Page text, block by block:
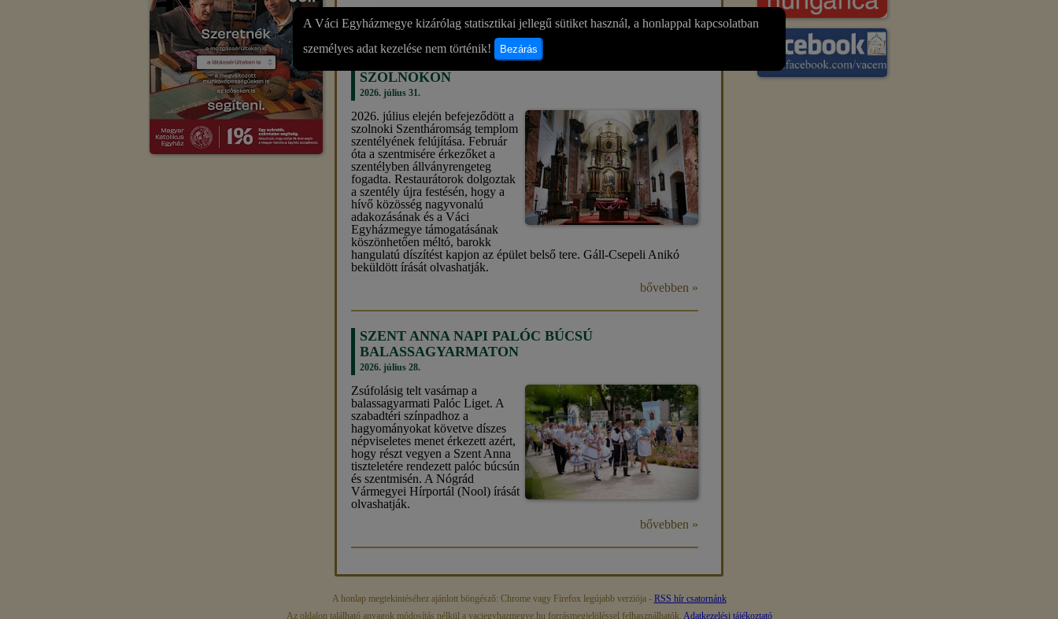
BEFEJEZŐDÖTT A SZENTÉLY FELÚJÍTÁSA
SZOLNOKON
2026. július 31.
2026. július elején befejeződött a
szolnoki Szentháromság templom
szentélyének felújítása. Február
óta a szentmisére érkezőket a
szentélyben állványrengeteg
fogadta. Restaurátorok dolgoztak
a szentély újra festésén, hogy a
hívő közösség nagyvonalú
adakozásának és a Váci
Egyházmegye támogatásának
köszönhetően méltó, barokk
hangulatú díszítést kapjon az épület belső tere. Gáll-Csepeli Anikó
beküldött írását olvashatják.
bővebben »
SZENT ANNA NAPI PALÓC BÚCSÚ
BALASSAGYARMATON
2026. július 28.
Zsúfolásig telt vasárnap a
balassagyarmati Palóc Liget. A
szabadtéri színpadhoz a
hagyományokat követve díszes
népviseletes menet érkezett azért,
hogy részt vegyen a Szent Anna
tiszteletére rendezett palóc búcsún
és szentmisén. A Nógrád
Vármegyei Hírportál (Nool) írását
olvashatják.
bővebben »
A honlap megtekintéséhez ajánlott böngésző: Chrome vagy Firefox legújabb verziója - RSS hír csatornánk
Az oldalon található anyagok módosítás nélkül a vaciegyhazmegye.hu forrásmegjelöléssel felhasználhatók. Adatkezelési tájékoztató
A Váci Egyházmegye kizárólag statisztikai jellegű sütiket használ, a honlappal kapcsolatban
személyes adat kezelése nem történik!
Bezárás